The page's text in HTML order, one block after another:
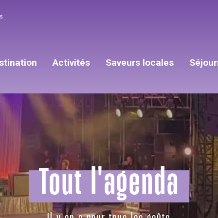
Activités Saveurs locales
Tout l'agenda